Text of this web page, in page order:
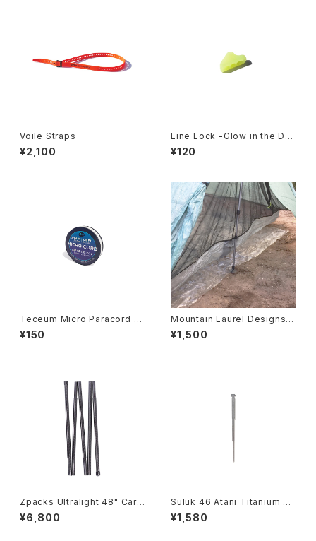
Voile Straps
¥2,100
Line Lock -Glow in the Dar
k-
¥120
Teceum Micro Paracord –
White / 1.18mm–
¥150
Mountain Laurel Designs U
L Ground Cloth
¥1,500
Zpacks Ultralight 48" Carb
on Fiber Tent Pole
¥6,800
Suluk 46 Atani Titanium Te
nt Stakes
¥1,580